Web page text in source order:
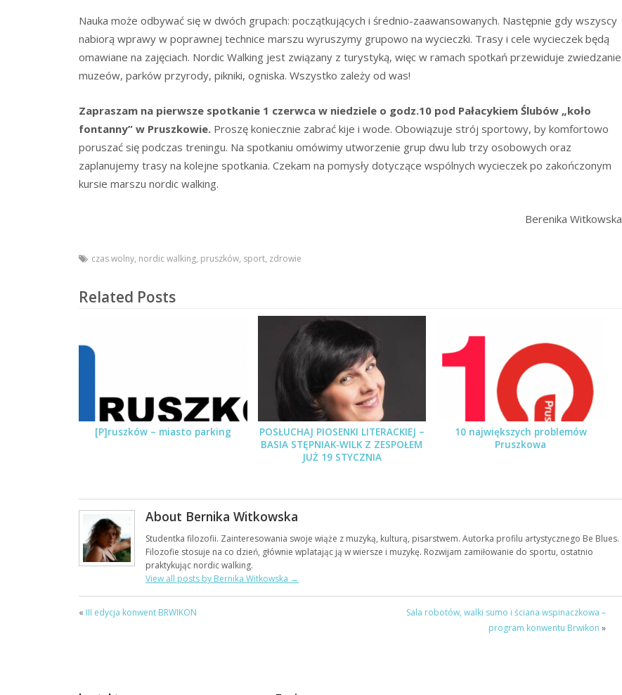
Nauka może odbywać się w dwóch grupach: początkujących i średnio-zaawansowanych. Następnie gdy wszyscy
nabiorą wprawy w poprawnej technice marszu wyruszymy grupowo na wycieczki. Trasy i cele wycieczek będą
omawiane na zajęciach. Nordic Walking jest związany z turystyką, więc w ramach spotkań przewiduje zwiedzanie
muzeów, parków przyrody, pikniki, ogniska. Wszystko zależy od was!
Zapraszam na pierwsze spotkanie 1 czerwca w niedziele o godz.10 pod Pałacykiem Ślubów „koło
fontanny” w Pruszkowie. Proszę koniecznie zabrać kije i wode. Obowiązuje strój sportowy, by komfortowo
poruszać się podczas treningu. Na spotkaniu omówimy utworzenie grup dwu lub trzy osobowych oraz
zaplanujemy trasy na kolejne spotkania. Czekam na pomysły dotyczące wspólnych wycieczek po zakończonym
kursie marszu nordic walking.
Berenika Witkowska
czas wolny, nordic walking, pruszków, sport, zdrowie
Related Posts
[P]ruszków – miasto parking
POSŁUCHAJ PIOSENKI LITERACKIEJ –
BASIA STĘPNIAK-WILK Z ZESPOŁEM
JUŻ 19 STYCZNIA
10 największych problemów
Pruszkowa
About Bernika Witkowska
Studentka filozofii. Zainteresowania swoje wiąże z muzyką, kulturą, pisarstwem. Autorka profilu artystycznego Be Blues.
Filozofie stosuje na co dzień, głównie wplatając ją w wiersze i muzykę. Rozwijam zamiłowanie do sportu, ostatnio
praktykując nordic walking.
View all posts by Bernika Witkowska →
« III edycja konwent BRWIKON
Sala robotów, walki sumo i ściana wspinaczkowa –
program konwentu Brwikon »